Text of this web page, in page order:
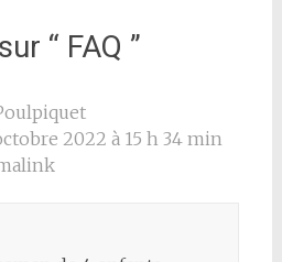
“ FAQ ”
2022 à 15 h 34 min